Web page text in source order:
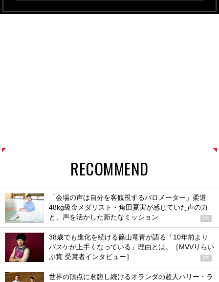
RECOMMEND
「会場の声は自分を客観視するバロメーター」柔道
48kg級金メダリスト・角田夏実が感じていた声の力
と、声を活かした新たなミッション
PR
38歳でも進化を続ける篠山竜青が語る「10年前より
バスケが上手くなっている」理由とは。［MVVりらい
ぶ賞 受賞者インタビュー］
PR
世界の頂点に君臨し続けるオランダの超人ハリー・ラ